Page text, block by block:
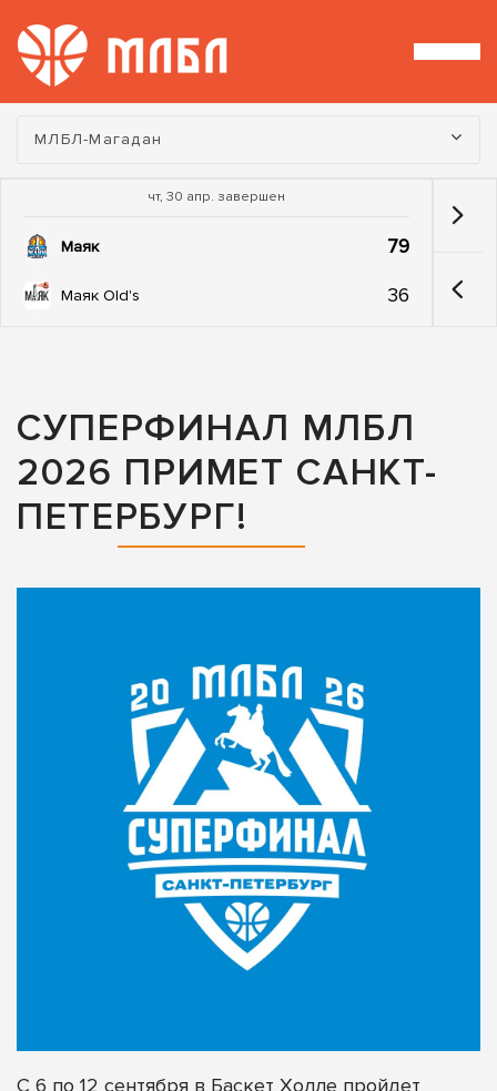
Турнир:
МЛБЛ-Магадан
чт, 30 апр. завершен
Маяк 79
Маяк Old's 36
СУПЕРФИНАЛ МЛБЛ
2026 ПРИМЕТ САНКТ-
ПЕТЕРБУРГ!
С 6 по 12 сентября в Баскет Холле пройдет